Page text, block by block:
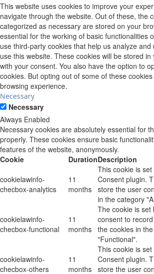
This website uses cookies to improve your
navigate through the website. Out of these, the
categorized as necessary are stored on your
essential for the working of basic functionalities
use third-party cookies that help us analyze
use this website. These cookies will be stored
with your consent. You also have the option to
cookies. But opting out of some of these
browsing experience.
Necessary
Necessary
Always Enabled
Necessary cookies are absolutely essential for
properly. These cookies ensure basic
features of the website, anonymously.
Cookie
DurationDescription
cookielawinfo-
checbox-analytics
11
months
This cookie is
Consent plugin.
store the user
in the category
cookielawinfo-
checbox-functional
11
months
The cookie is set
consent to
the cookies in
"Functional".
cookielawinfo-
checbox-others
11
months
This cookie is
Consent plugin.
store the user